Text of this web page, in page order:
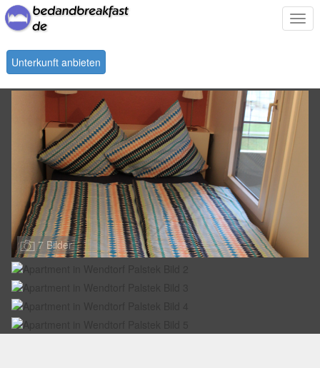
Unterkunft anbieten
7 Bilder